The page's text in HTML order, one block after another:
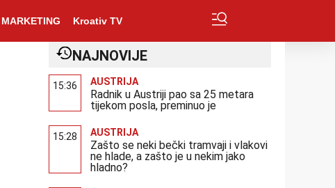
MARKETING Kroativ TV
NAJNOVIJE
15:36 AUSTRIJA
Radnik u Austriji pao sa 25 metara
tijekom posla, preminuo je
15:28 AUSTRIJA
Zašto se neki bečki tramvaji i vlakovi
ne hlade, a zašto je u nekim jako
hladno?